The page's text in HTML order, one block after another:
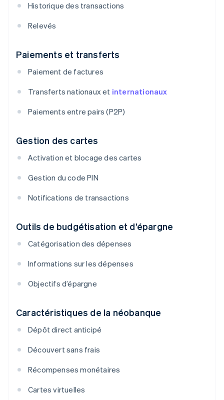
Historique des transactions
Relevés
Paiements et transferts
Paiement de factures
Transferts nationaux et internationaux
Paiements entre pairs (P2P)
Gestion des cartes
Activation et blocage des cartes
Gestion du code PIN
Notifications de transactions
Outils de budgétisation et d’épargne
Catégorisation des dépenses
Informations sur les dépenses
Objectifs d’épargne
Caractéristiques de la néobanque
Dépôt direct anticipé
Découvert sans frais
Récompenses monétaires
Cartes virtuelles